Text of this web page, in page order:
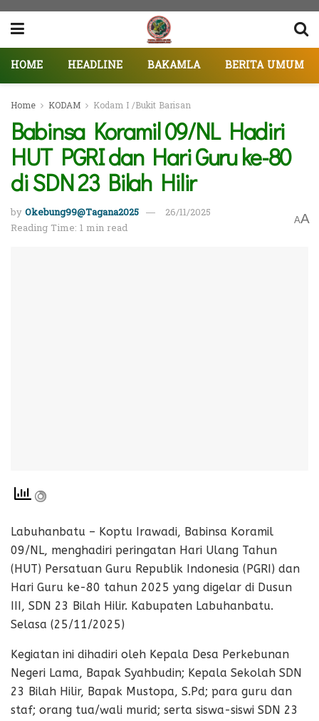
HOME HEADLINE BAKAMLA BERITA UMUM
Home KODAM Kodam I /Bukit Barisan
Babinsa Koramil 09/NL Hadiri
HUT PGRI dan Hari Guru ke-80
di SDN 23 Bilah Hilir
byOkebung99@Tagana2025
26/11/2025
Reading Time: 1 min read
AA
Labuhanbatu – Koptu Irawadi, Babinsa Koramil
09/NL, menghadiri peringatan Hari Ulang Tahun
(HUT) Persatuan Guru Republik Indonesia (PGRI) dan
Hari Guru ke-80 tahun 2025 yang digelar di Dusun
III, SDN 23 Bilah Hilir. Kabupaten Labuhanbatu.
Selasa (25/11/2025)
Kegiatan ini dihadiri oleh Kepala Desa Perkebunan
Negeri Lama, Bapak Syahbudin; Kepala Sekolah SDN
23 Bilah Hilir, Bapak Mustopa, S.Pd; para guru dan
staf; orang tua/wali murid; serta siswa-siswi SDN 23